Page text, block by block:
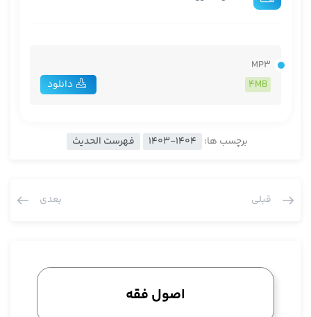
MP3
4MB
دانلود
برچسب ها: 1403-1404 فهرست الحدیث
قبلی بعدی
اصول فقه